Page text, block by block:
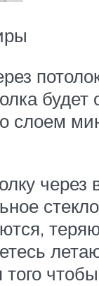
будет
слоем
через